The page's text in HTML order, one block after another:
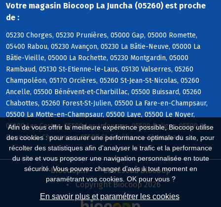
Afin de vous offrir la meilleure expérience possible, Biocoop utilise
des cookies : pour assurer une performance optimale du site, pour
récolter des statistiques afin d'analyser le trafic et la performance
du site et vous proposer une navigation personnalisée en toute
sécurité. Vous pouvez changer d'avis à tout moment en
paramétrant vos cookies. OK pour vous ?
En savoir plus et paramétrer les cookies
Votre magasin Biocoop La Juncha (05260) est proche
de :
05230 Chorges, 05230 Prunières, 05000 Gap, 05000 Romette,
05400 Rabou, 05230 Avançon, 05230 La Bâtie-Neuve, 05000 La
Bâtie-Vieille, 05000 La Rochette, 05230 Montgardin, 05000
Rambaud, 05130 St-Etienne-le-Laus, 05130 Valserres, 05260
Champoléon, 05170 Orcières, 05260 St-Jean-St-Nicolas, 05260
Ancelle, 05500 Bénévent-et-Charbillac, 05500 Buissard, 05260
Chabottes, 05260 Forest-St-Julien, 05500 La Fare-en-Champsaur,
05500 La Motte-en-Champsaur, 05500 Laye, 05500 Le Noyer,
05500 Les Costes, 05500 Les Infournas, 05500 Poligny, 05500 St-
Bonnet-en-Champsaur, 05500 St-Eusèbe-en-Champsaur
Biocoop.fr
Le réseau Biocoop
Copyright Biocoop 2026